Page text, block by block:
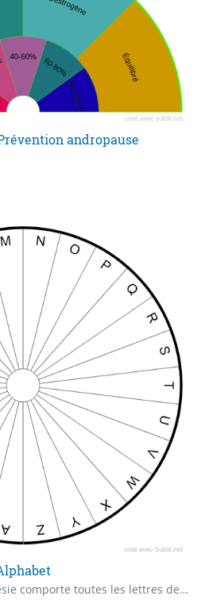
andropause
Cette planche de radiesthésie comporte toutes les lettres de l'alphabet, habituellement disposées en cercle ou en demi-cercle. Dans l'utilisation de la radiesthésie, cet outil vous aidera à recevoir une réponse spécifique à un problème donné. Lorsque vous posez votre question, les oscillations du pendule, guidées par les énergies et votre intuition, se dirigeront vers diverses lettres de l'alphabet. Ces lettres formeront des mots ou des phrases qui apporteront une réponse à votre question.